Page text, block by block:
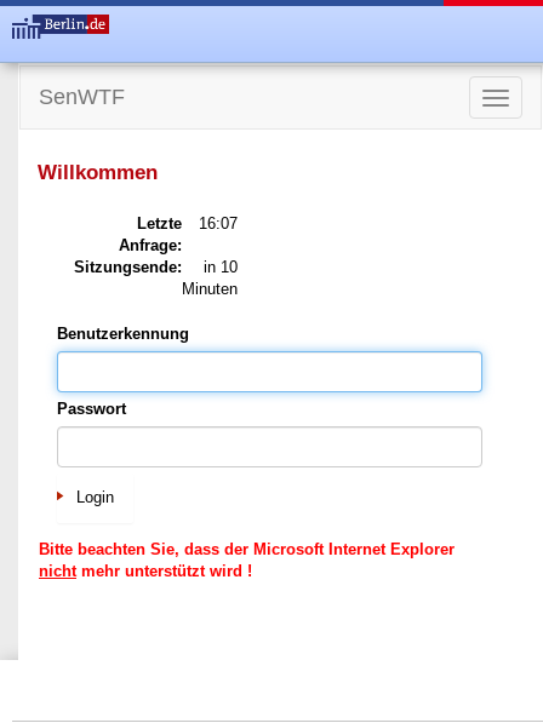
Toggle
SenWTF
Willkommen
Letzte
Anfrage:
16:07
Sitzungsende:
in 10
Minuten
Benutzerkennung
Passwort
Bitte beachten Sie, dass der Microsoft Internet Explorer
nichtmehr unterstützt wird !